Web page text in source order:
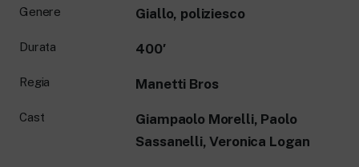
Genere Giallo, poliziesco
Durata 400′
Regia Manetti Bros
Cast
Giampaolo Morelli, Paolo
Sassanelli, Veronica Logan